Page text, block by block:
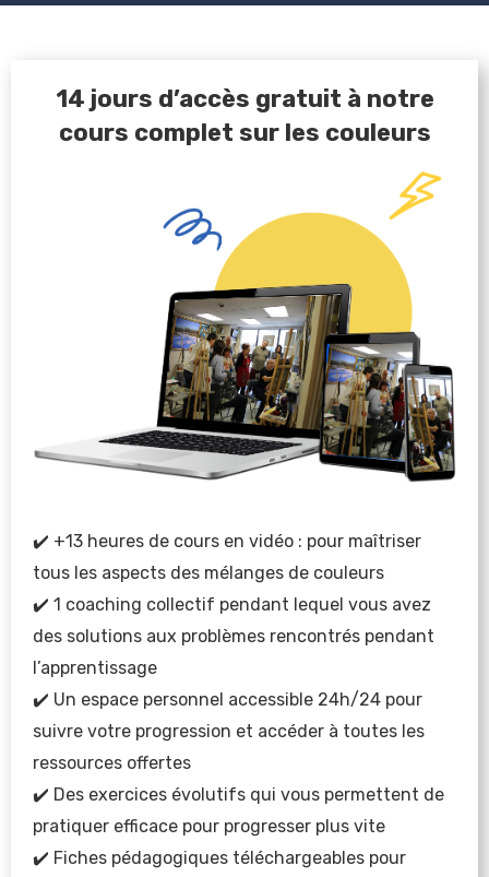
14 jours d’accès gratuit à notre
cours complet sur les couleurs
✔️ +13 heures de cours en vidéo : pour maîtriser
tous les aspects des mélanges de couleurs
✔️ 1 coaching collectif pendant lequel vous avez
des solutions aux problèmes rencontrés pendant
l’apprentissage
✔️ Un espace personnel accessible 24h/24 pour
suivre votre progression et accéder à toutes les
ressources offertes
✔️ Des exercices évolutifs qui vous permettent de
pratiquer efficace pour progresser plus vite
✔️ Fiches pédagogiques téléchargeables pour